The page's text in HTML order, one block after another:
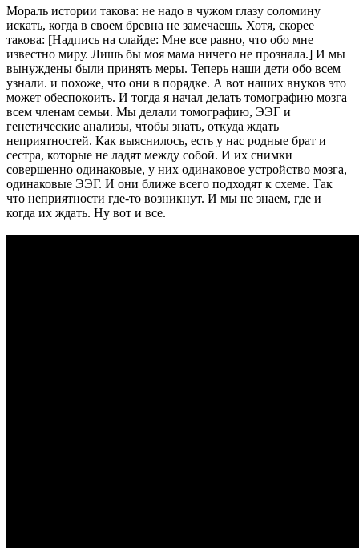
Мораль истории такова: не надо в чужом глазу соломину
искать, когда в своем бревна не замечаешь. Хотя, скорее
такова: [Надпись на слайде: Мне все равно, что обо мне
известно миру. Лишь бы моя мама ничего не прознала.] И мы
вынуждены были принять меры. Теперь наши дети обо всем
узнали. и похоже, что они в порядке. А вот наших внуков это
может обеспокоить. И тогда я начал делать томографию мозга
всем членам семьи. Мы делали томографию, ЭЭГ и
генетические анализы, чтобы знать, откуда ждать
неприятностей. Как выяснилось, есть у нас родные брат и
сестра, которые не ладят между собой. И их снимки
совершенно одинаковые, у них одинаковое устройство мозга,
одинаковые ЭЭГ. И они ближе всего подходят к схеме. Так
что неприятности где-то возникнут. И мы не знаем, где и
когда их ждать. Ну вот и все.